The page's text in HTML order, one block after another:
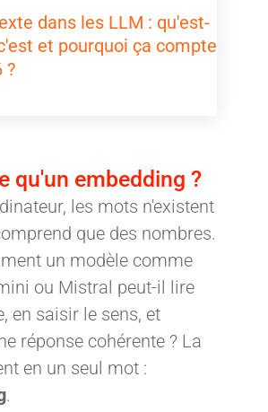
dans les LLM : qu'est-
et pourquoi ça compte
?
qu'un embedding ?
les mots n'existent
que des nombres.
un modèle comme
ou Mistral peut-il lire
en saisir le sens, et
réponse cohérente ? La
en un seul mot :
.